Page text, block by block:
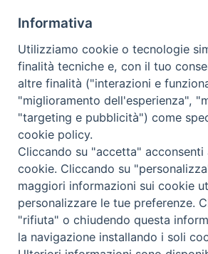
Abbonamenti
Abbonamento Annuale Digitale
Abbonamento Annuale Cartaceo
Abbonamento Singola Copia
Redazione: Pavia, Piazza Duomo 11
amministrazione@ilticino.it -
IVA: 00213430184
Informativa
Utilizziamo cookie o tecnologie
finalità tecniche e, con il tuo
altre finalità ("interazioni e
"miglioramento dell'esperienza",
"targeting e pubblicità") come
cookie policy.
Cliccando su "accetta"
cookie. Cliccando su
maggiori informazioni sui cookie
personalizzare le tue preferenze.
"rifiuta" o chiudendo questa
la navigazione installando i soli